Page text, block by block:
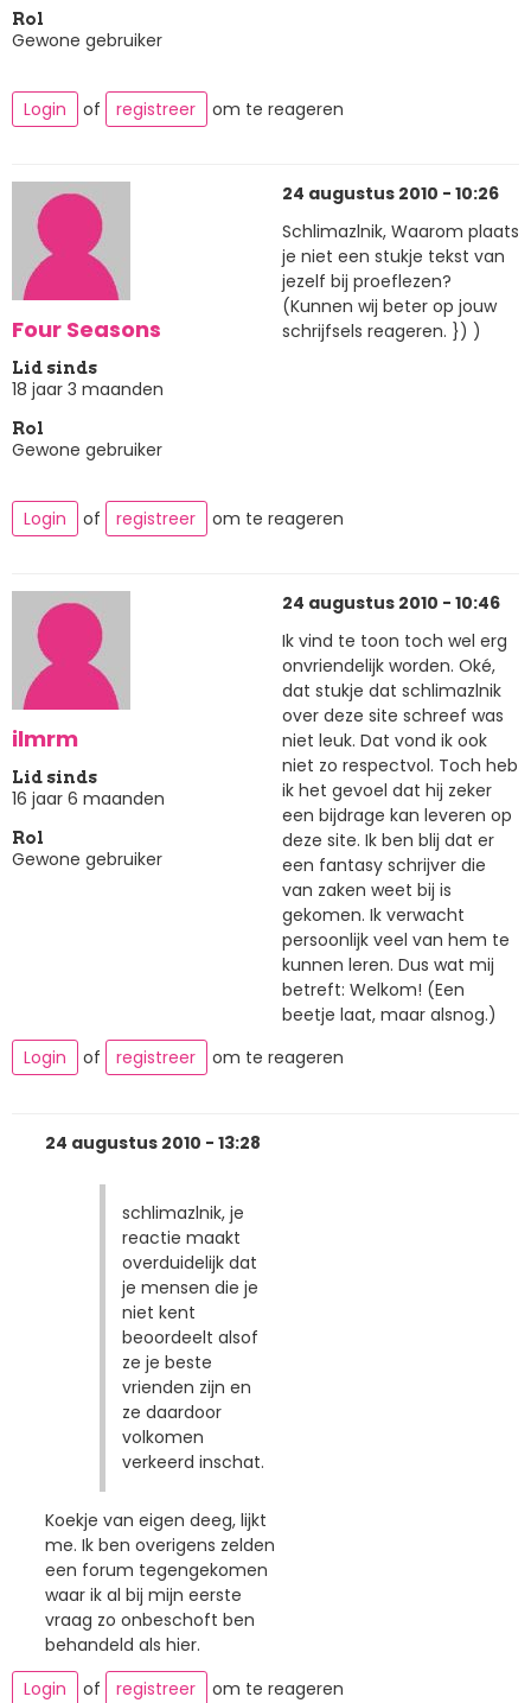
Rol
Gewone gebruiker
Login of registreer om te reageren
Four Seasons
Lid sinds
18 jaar 3 maanden
Rol
Gewone gebruiker
24 augustus 2010 - 10:26
Schlimazlnik, Waarom plaats
je niet een stukje tekst van
jezelf bij proeflezen?
(Kunnen wij beter op jouw
schrijfsels reageren. }) )
Login of registreer om te reageren
ilmrm
Lid sinds
16 jaar 6 maanden
Rol
Gewone gebruiker
24 augustus 2010 - 10:46
Ik vind te toon toch wel erg
onvriendelijk worden. Oké,
dat stukje dat schlimazlnik
over deze site schreef was
niet leuk. Dat vond ik ook
niet zo respectvol. Toch heb
ik het gevoel dat hij zeker
een bijdrage kan leveren op
deze site. Ik ben blij dat er
een fantasy schrijver die
van zaken weet bij is
gekomen. Ik verwacht
persoonlijk veel van hem te
kunnen leren. Dus wat mij
betreft: Welkom! (Een
beetje laat, maar alsnog.)
Login
of registreer om te reageren
24 augustus 2010 - 13:28
schlimazlnik, je
reactie maakt
overduidelijk dat
je mensen die je
niet kent
beoordeelt alsof
ze je beste
vrienden zijn en
ze daardoor
volkomen
verkeerd inschat.
Koekje van eigen deeg, lijkt
me. Ik ben overigens zelden
een forum tegengekomen
waar ik al bij mijn eerste
vraag zo onbeschoft ben
behandeld als hier.
Login
of registreer om te reageren